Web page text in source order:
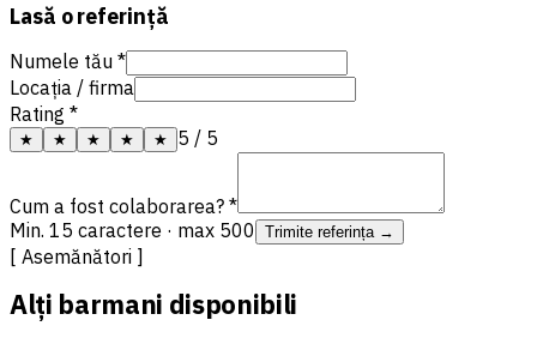
Lasă o referință
Numele tău *
Locația / firma
Rating *
★ ★ ★ ★ ★ 5 / 5
Cum a fost colaborarea? *
Min. 15 caractere · max 500
Trimite referința →
[ Asemănători ]
Alți barmani disponibili